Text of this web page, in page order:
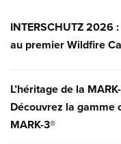
INTERSCHUTZ 2026
au premier Wildfire
L’héritage de la
Découvrez la gamme
MARK-3®